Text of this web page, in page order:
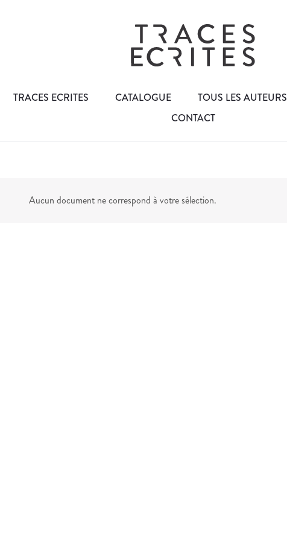
TRACES ECRITES CATALOGUE TOUS LES AUTEURS
CONTACT
Aucun document ne correspond à votre sélection.